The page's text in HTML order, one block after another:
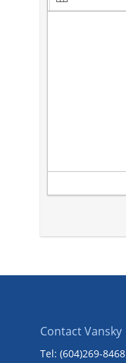
Contact Vansky
Tel: (604)269-8468